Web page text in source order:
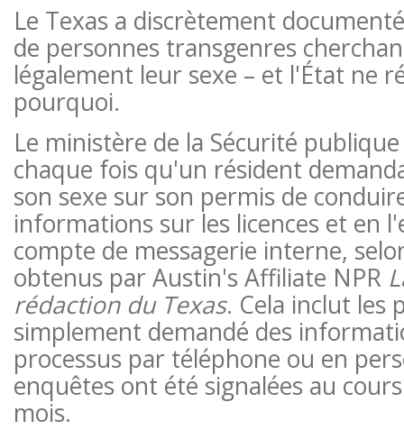
Le Texas a discrètement
de personnes transgenres
légalement leur sexe – et l'État ne
pourquoi.
Le ministère de la Sécurité
chaque fois qu'un résident
son sexe sur son permis de
informations sur les licences et en
compte de messagerie interne,
obtenus par Austin's Affiliate NPR
rédaction du Texas. Cela inclut les
simplement demandé des
processus par téléphone ou en
enquêtes ont été signalées au
mois.